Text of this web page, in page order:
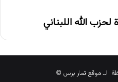
الله اللبناني
لـ موقع ثمار برس ©